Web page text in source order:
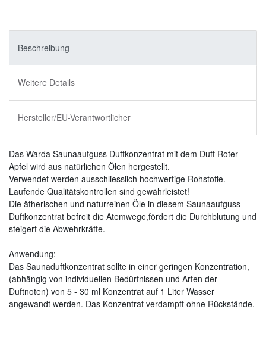
Beschreibung
Weitere Details
Hersteller/EU-Verantwortlicher
Das Warda Saunaaufguss Duftkonzentrat mit dem Duft Roter
Apfel wird aus natürlichen Ölen hergestellt.
Verwendet werden ausschliesslich hochwertige Rohstoffe.
Laufende Qualitätskontrollen sind gewährleistet!
Die ätherischen und naturreinen Öle in diesem Saunaaufguss
Duftkonzentrat befreit die Atemwege,fördert die Durchblutung und
steigert die Abwehrkräfte.
Anwendung:
Das Saunaduftkonzentrat sollte in einer geringen Konzentration,
(abhängig von individuellen Bedürfnissen und Arten der
Duftnoten) von 5 - 30 ml Konzentrat auf 1 Liter Wasser
angewandt werden. Das Konzentrat verdampft ohne Rückstände.